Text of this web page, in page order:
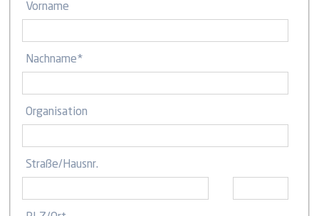
Vorname
Nachname*
Organisation
Straße/ Hausnr.